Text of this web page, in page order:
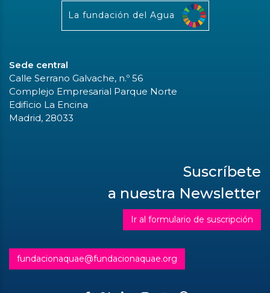
La fundación del Agua
Sede central
Calle Serrano Galvache, n.º 56
Complejo Empresarial Parque Norte
Edificio La Encina
Madrid, 28033
Suscríbete
a nuestra Newsletter
Ir al formulario de suscripción
fundacionaquae@fundacionaquae.org